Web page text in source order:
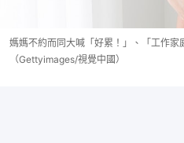
媽媽不約而同大喊「好累！」、「工作家
（Gettyimages/視覺中國）